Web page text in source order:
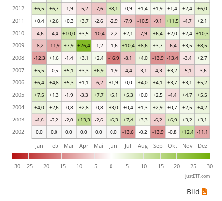
0,0 0,0 0,0 0,0 0,0 0,0 -13,6 -0,2 -13,9 -0,8 +12,4 -11,1
-4,6 -2,2 -2,0 +13,3 -2,6 +6,3 +7,4 +3,3 -6,2 +6,9 +3,2 +3,1
+4,0 +2,6 -0,8 +2,8 -0,8 +3,0 +0,4 +1,3 +2,9 +0,7 +2,5 +4,2
+7,5 +1,3 -1,9 -3,3 +7,7 +5,1 +5,3 +0,0 +2,5 -4,4 +4,7 +5,5
+6,4 +4,8 +5,3 +1,1 -6,2 +1,9 -0,0 +4,0 +4,1 +3,7 +3,1 +5,2
+5,5 -0,5 +5,1 +3,3 +6,9 -1,9 -4,4 -3,1 -4,3 +3,2 -5,1 -3,6
-12,3 +1,6 -1,4 +3,1 +2,4 -16,9 -8,1 +4,0 -13,9 -13,4 -3,4 +2,7
-8,2 -11,9 +7,9 +26,4 -1,2 -1,6 +10,4 +8,6 +3,7 -6,4 +3,5 +8,5
-4,6 -4,4 +10,0 +3,5 -10,4 -2,2 +2,1 -7,9 +6,4 +2,0 +2,4 +10,3
+0,4 +2,6 +0,3 +3,7 -2,6 -2,9 -7,9 -10,5 -9,1 +11,5 -4,7 +2,1
+6,5 +6,7 -1,9 -5,2 -7,6 +8,1 -0,9 +1,4 +1,9 +1,4 +2,4 +6,0
-30 -25 -20 -15 -10 -5 0 5 10 15 20 25 30
Jan Feb Mär Apr Mai Jun Jul Aug Sep Okt Nov Dez
2002
2003
2004
2005
2006
2007
2008
2009
2010
2011
2012
justETF.com
Bild